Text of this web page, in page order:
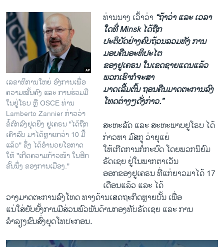
ເລຂາທິການໃຫຍ່ ອົງການເພື່ອ
ຄວາມໝັ້ນຄົງ ແລະ ການຮ່ວມມື
ໃນຢູ່ໂຣບ ຫຼື OSCE ທ່ານ
Lamberto Zannier ກ່າວວ່າ
ຂໍ້ຕົກລົງຢຸດຍິງ ຢູເຄຣນ "ໄດ້ຖືກ
ເຄົາລົບ ມາໄດ້ຫຼາຍກວ່າ 10 ມື້
ແລ້ວ" ຊຶ່ງ ໄດ້ອຳນວຍໂອກາດ
ໃຫ້ "ເກີດຄວາມກ້າວໜ້າ ໃນອີກ
ຂັ້ນນຶ່ງ ຂອງການເມືອງ."
ທ່ານ​ນາງ ​ເວົ້າວ່າ “ຖ້າວ່າ ​ແລະ ເວລາ​
ໃດ​ທີ່ Minsk ​ໄດ້​ຖືກ​
ປະຕິບັດ​ຢ່າງ​ຄົບ​ຖ້ວນລວມທັງ ການ
ມອບ​ຄືນ​ອະທິ​ປະ​ໄຕ
ຂອງ​ຢູ​ເຄຣນ ​ໃນ​ເຂດ​ຊາຍ​ແດນ​ແລ້ວ
ພວກ​ເຮົາກໍ​ຈະສາ
ມາດ​ເລີ້ມ​ຕົ້ນ ຖອນ​ຄືນ​ມາດ​ຕະການ​ລົງ​
ໂທດຕ່າງໆດັ່ງກ່າວ.”
ສະຫະລັດ ​ແລະ ສະຫະພາບ​ຢູ​ໂຣບ​ ​ໄດ້​
ກ່າວ​ຫາ ມົສກູ ວ່າ​ຍຸ​ແຍ່
ໃຫ້​ເກີດ​ການກໍ່ກະບົດ​ ໂດຍ​ພວກ​ນິຍົມ
ຣັດ​ເຊຍ ຢູ່​ໃນ​ພາກ​ຕາ​ເວັນ
​ອອກ​ຂອງ​ຢູ​ເຄຣນ ທີ່​ແກ່ຍາວ​ມາ​ໄດ້ 17 ​
ເດືອນ​ແລ້ວ ​ແລະ ​ໄດ້
​ວາງ​ມາດ​ຕະການ​ລົງ​ໂທດ ທາງ​ດ້ານ​ເສດຖະກິດຫຼາຍບັ້ນ ​ເພື່ອ
​ແນ່​ໃສ່​ຍັບຍັ້ງການມີ​ສ່ວນ​ພົວພັນ​ດ້ານກອງທັບຣັດ​ເຊຍ ​ແລະ ​ການ​
ລຳລຽງ​ຂົນ​ສົ່ງຍຸດ​ໂທ​ປະກອນ.